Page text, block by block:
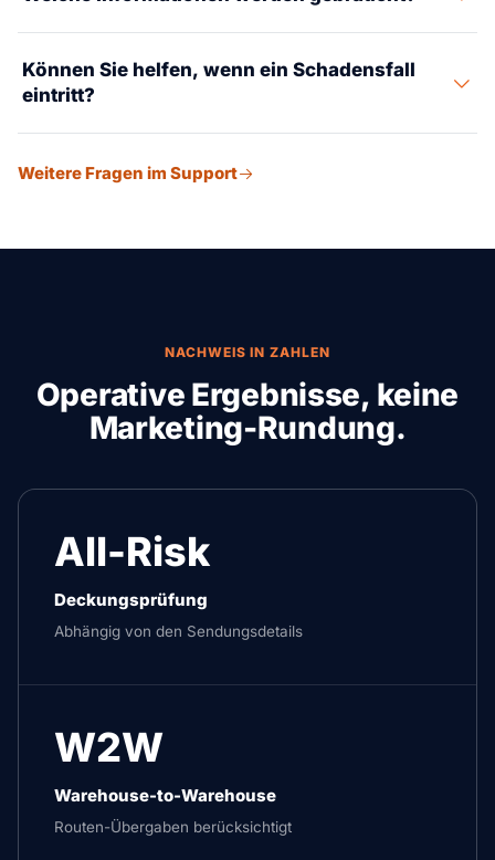
Transportart, Verpackung, Timing und besondere
Risikodetails.
Können Sie helfen, wenn ein Schadensfall
eintritt?
Ausnahmedetails und Dokumente für die
Weitere Fragen im Support
NACHWEIS IN ZAHLEN
Operative Ergebnisse, keine
Marketing-Rundung.
All-Risk
Deckungsprüfung
Abhängig von den Sendungsdetails
W2W
Warehouse-to-Warehouse
Routen-Übergaben berücksichtigt